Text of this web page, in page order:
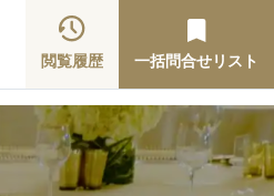
閲覧履歴 一括問合せリスト